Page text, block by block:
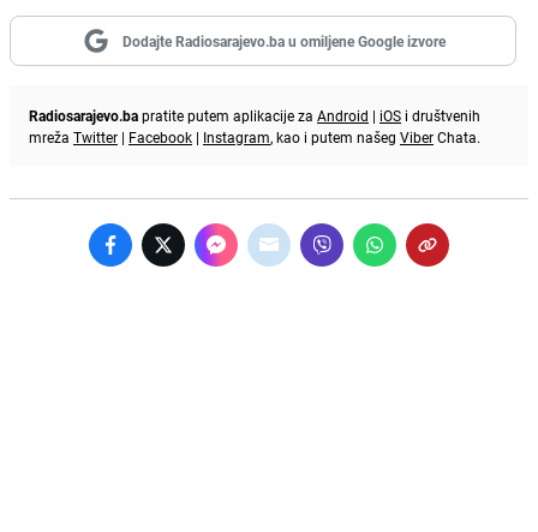
Dodajte Radiosarajevo.ba u omiljene Google izvore
Radiosarajevo.bapratite putem aplikacije za Android | iOS i društvenih
mreža Twitter | Facebook | Instagram, kao i putem našeg ViberChata.